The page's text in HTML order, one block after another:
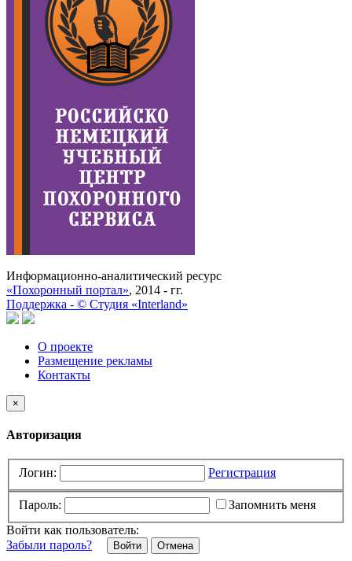
Информационно-аналитический ресурс
«Похоронный портал», 2014 - гг.
Поддержка - © Cтудия «Interland»
О проекте
Размещение рекламы
Контакты
×
Авторизация
Логин: Регистрация
Пароль:
Запомнить меня
Войти как пользователь:
Забыли пароль?
Отмена